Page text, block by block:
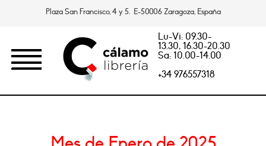
Plaza San Francisco, 4 y 5. E-50006 Zaragoza, España
Lu-Vi: 09.30-
13.30, 16.30-20.30
Sa: 10.00-14.00
+34 976557318